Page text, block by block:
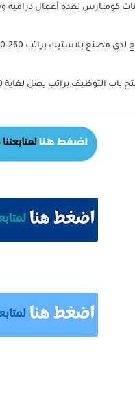
لعدة أعمال درامية
بلاستيك براتب 260-320 دينار
باب التوظيف براتب يصل لغاية 750 دينار...